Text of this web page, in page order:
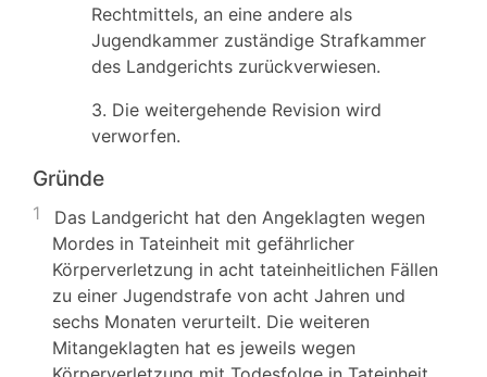
Rechtmittels, an eine andere als
Jugendkammer zuständige Strafkammer
des Landgerichts zurückverwiesen.
3. Die weitergehende Revision wird
verworfen.
Gründe
1
Das Landgericht hat den Angeklagten wegen
Mordes in Tateinheit mit gefährlicher
Körperverletzung in acht tateinheitlichen Fällen
zu einer Jugendstrafe von acht Jahren und
sechs Monaten verurteilt. Die weiteren
Mitangeklagten hat es jeweils wegen